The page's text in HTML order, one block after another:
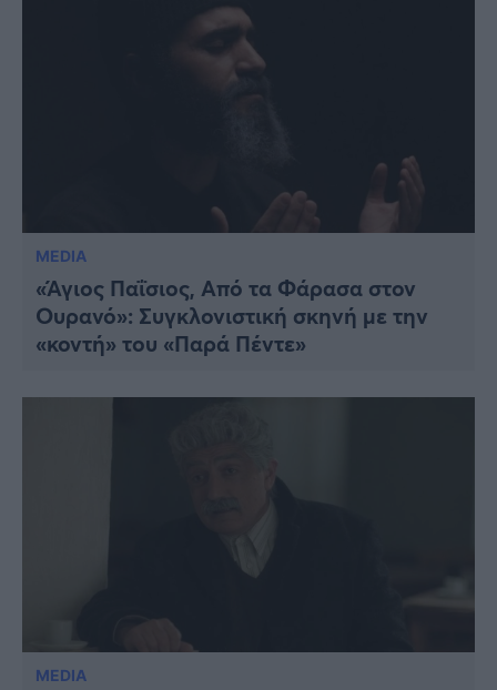
MEDIA
«Άγιος Παΐσιος, Από τα Φάρασα στον
Ουρανό»: Συγκλονιστική σκηνή με την
«κοντή» του «Παρά Πέντε»
MEDIA